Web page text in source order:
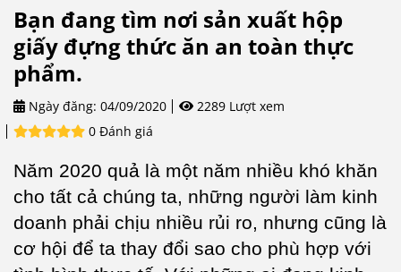
Bạn đang tìm nơi sản xuất hộp
giấy đựng thức ăn an toàn thực
phẩm.
Ngày đăng: 04/09/2020
2289 Lượt xem
0 Đánh giá
Năm 2020 quả là một năm nhiều khó khăn
cho tất cả chúng ta, những người làm kinh
doanh phải chịu nhiều rủi ro, nhưng cũng là
cơ hội để ta thay đổi sao cho phù hợp với